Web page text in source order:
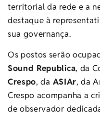
territorial da rede e a
destaque à
sua governança.
Os postos serão
Sound Republica, da
Crespo, da ASIAr, da
Crespo acompanha a
de observador